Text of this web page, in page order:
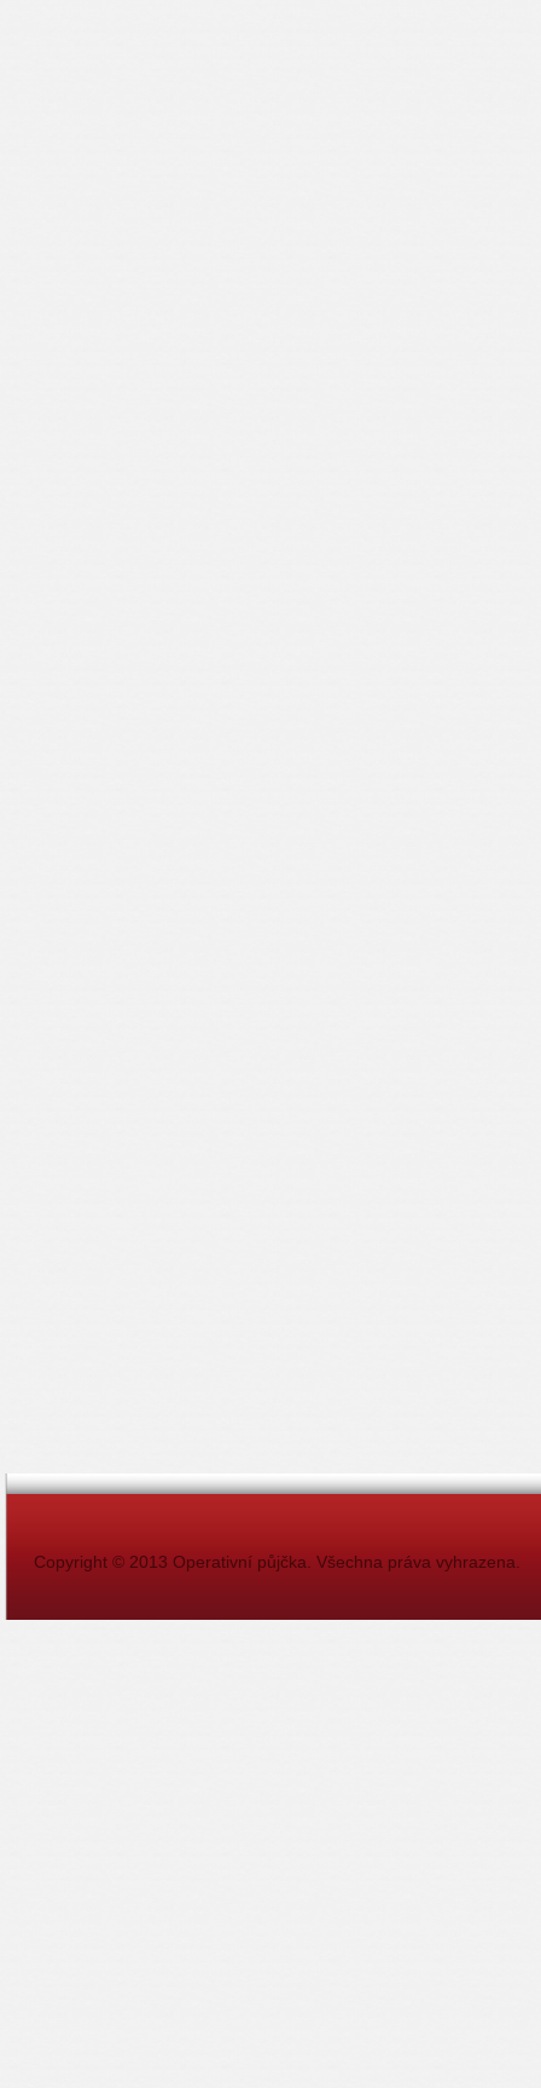
Copyright © 2013 Operativní půjčka . Všechna práva vyhrazena.